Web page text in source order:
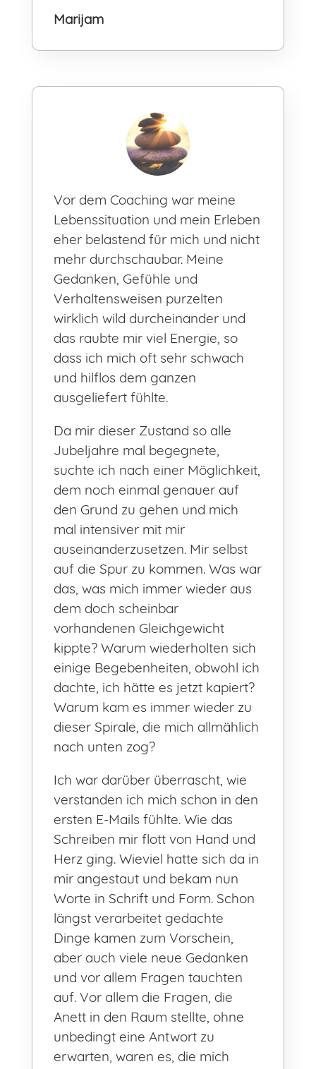
Marijam
Vor dem Coaching war meine
Lebenssituation und mein Erleben
eher belastend für mich und nicht
mehr durchschaubar. Meine
Gedanken, Gefühle und
Verhaltensweisen purzelten
wirklich wild durcheinander und
das raubte mir viel Energie, so
dass ich mich oft sehr schwach
und hilflos dem ganzen
ausgeliefert fühlte.
Da mir dieser Zustand so alle
Jubeljahre mal begegnete,
suchte ich nach einer Möglichkeit,
dem noch einmal genauer auf
den Grund zu gehen und mich
mal intensiver mit mir
auseinanderzusetzen. Mir selbst
auf die Spur zu kommen. Was war
das, was mich immer wieder aus
dem doch scheinbar
vorhandenen Gleichgewicht
kippte? Warum wiederholten sich
einige Begebenheiten, obwohl ich
dachte, ich hätte es jetzt kapiert?
Warum kam es immer wieder zu
dieser Spirale, die mich allmählich
nach unten zog?
Ich war darüber überrascht, wie
verstanden ich mich schon in den
ersten E-Mails fühlte. Wie das
Schreiben mir flott von Hand und
Herz ging. Wieviel hatte sich da in
mir angestaut und bekam nun
Worte in Schrift und Form. Schon
längst verarbeitet gedachte
Dinge kamen zum Vorschein,
aber auch viele neue Gedanken
und vor allem Fragen tauchten
auf. Vor allem die Fragen, die
Anett in den Raum stellte, ohne
unbedingt eine Antwort zu
erwarten, waren es, die mich